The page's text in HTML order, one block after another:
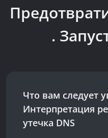
.
Что вам следует
Интерпретация
утечка DNS